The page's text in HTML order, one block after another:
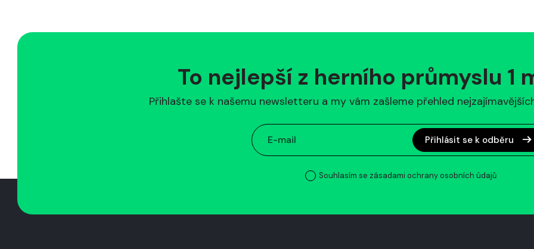
To nejlepší z herního průmyslu 1
Přihlašte se k našemu newsletteru a my vám zašleme přehled
Přihlásit se k odběru
Souhlasím se zásadami ochrany osobních údajů